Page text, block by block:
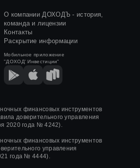
О компании ДОХОДЪ - история,
команда и лицензии
Контакты
Раскрытие информации
Мобильное приложение
"ДОХОД' Инвестиции"
финансовых инструментов
доверительного управления
2020 года № 4242).
финансовых инструментов
управления
года № 4444).